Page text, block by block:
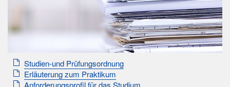
Studien-und Prüfungsordnung
Erläuterung zum Praktikum
Anforderungsprofil für das Studium